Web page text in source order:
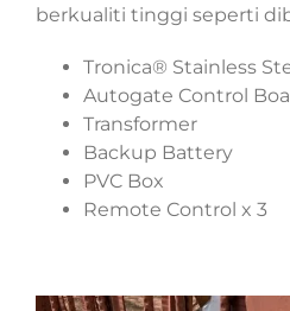
berkualiti tinggi seperti
Tronica® Stainless
Autogate Control
Transformer
Backup Battery
PVC Box
Remote Control x 3